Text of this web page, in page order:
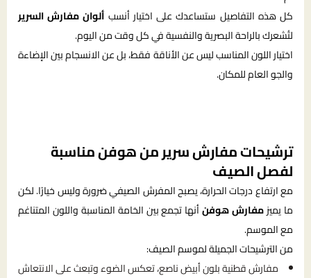
كل هذه التفاصيل ستساعدك على اختيار أنسب ألوان مفارش السرير
لتُشعرك بالراحة البصرية والنفسية في كل وقت من اليوم.
اختيار اللون المناسب ليس عن الأناقة فقط، بل عن الانسجام بين الإضاءة
والجو العام للمكان.
ترشيحات مفارش سرير من هوفن مناسبة
لفصل الصيف
مع ارتفاع درجات الحرارة، يصبح المفرش الصيفي ضرورة وليس خيارًا. لكن
ما يميزمفارش هوفنأنها تجمع بين الخامة المناسبة واللون المتناغم
مع الموسم.
من الترشيحات الجميلة لموسم الصيف:
مفارش قطنية بلون أبيض ناصع، تعكس الضوء وتبعث على الانتعاش